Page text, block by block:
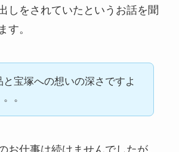
しをされていたというお話を聞
す。
と宝塚への想いの深さですよ
。
お仕事は続けませんでしたが、